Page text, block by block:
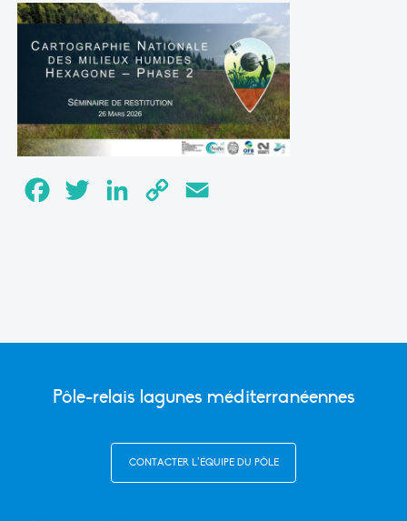
FacebookTwitter LinkedInCopy
Pôle-relais lagunes méditerranéennes
CONTACTER L’ÉQUIPE DU PÔLE